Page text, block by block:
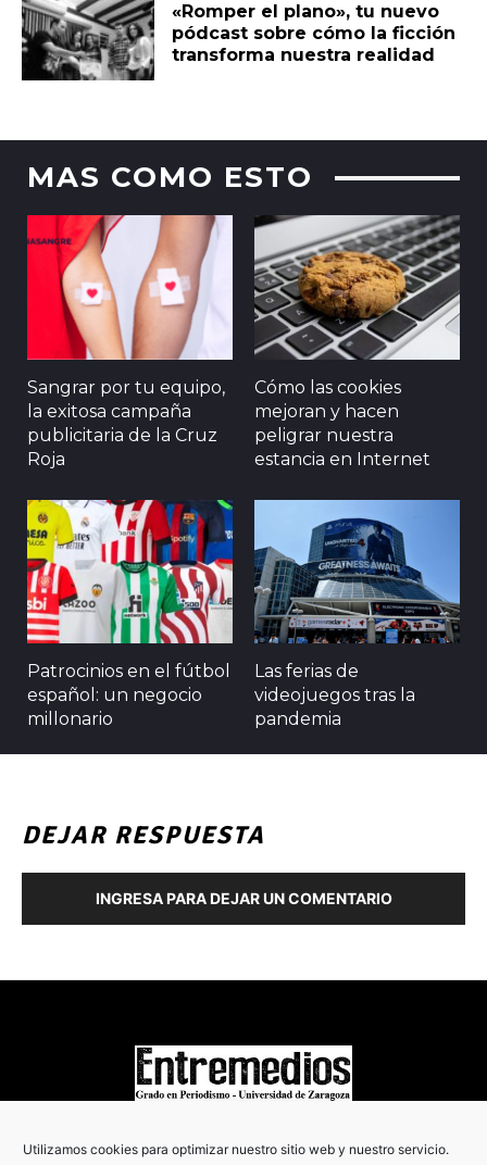
Utilizamos cookies para optimizar nuestro sitio web y nuestro servicio.
«Romper el plano», tu nuevo
pódcast sobre cómo la ficción
transforma nuestra realidad
MAS COMO ESTO
Sangrar por tu equipo,
la exitosa campaña
publicitaria de la Cruz
Roja
Cómo las cookies
mejoran y hacen
peligrar nuestra
estancia en Internet
Patrocinios en el fútbol
español: un negocio
millonario
Las ferias de
videojuegos tras la
pandemia
DEJAR RESPUESTA
INGRESA PARA DEJAR UN COMENTARIO